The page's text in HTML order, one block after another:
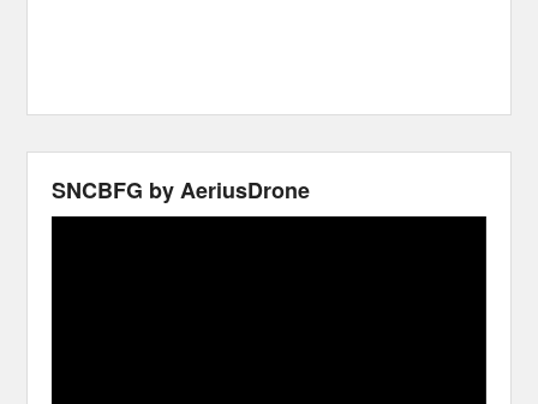
SNCBFG by AeriusDrone